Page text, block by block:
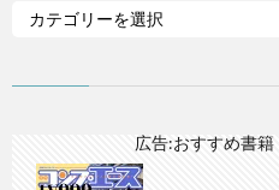
広告:おすすめ書籍